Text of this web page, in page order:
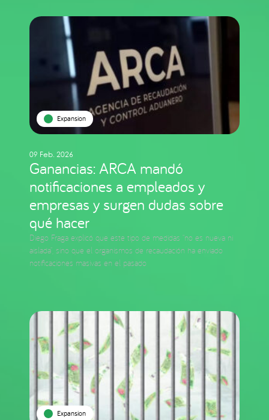
Expansion
09 Feb. 2026
Ganancias: ARCA mandó
notificaciones a empleados y
empresas y surgen dudas sobre
qué hacer
Diego Fraga explicó que este tipo de medidas “no es nueva ni
aislada”, sino que el organismos de recaudación ha enviado
notificaciones masivas en el pasado
Expansion